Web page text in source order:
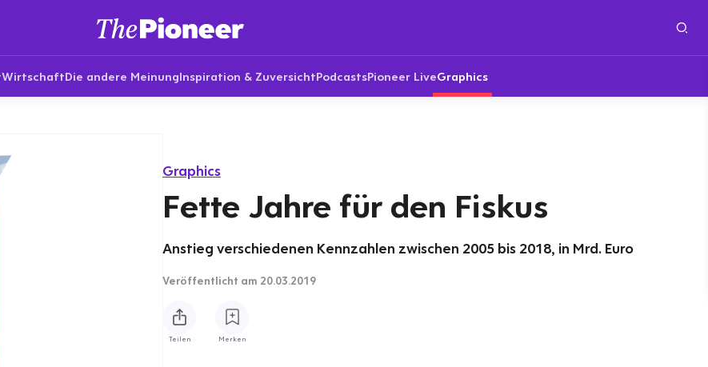
WirtschaftDie andere MeinungInspiration & ZuversichtPodcastsPioneer LiveGraphics
Graphics
Fette Jahre für den Fiskus
Anstieg verschiedenen Kennzahlen zwischen 2005 bis 2018, in Mrd. Euro
Veröffentlicht am 20.03.2019
Teilen Merken